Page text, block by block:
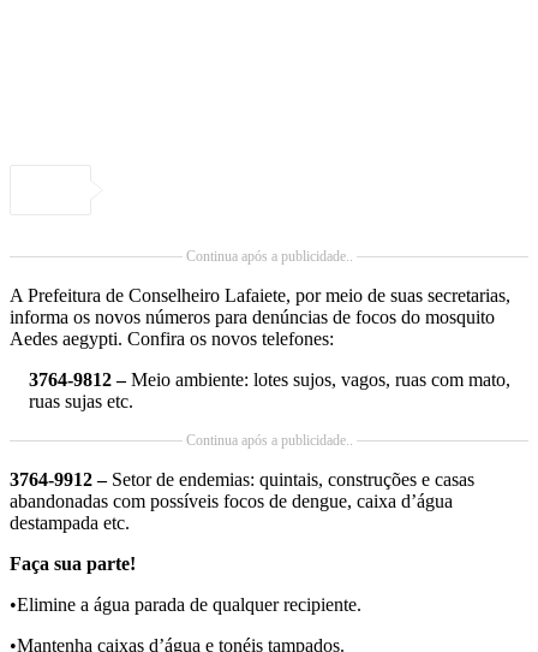
Continua após a publicidade..
A Prefeitura de Conselheiro Lafaiete, por meio de suas secretarias,
informa os novos números para denúncias de focos do mosquito
Aedes aegypti. Confira os novos telefones:
3764-9812 –Meio ambiente: lotes sujos, vagos, ruas com mato,
ruas sujas etc.
Continua após a publicidade..
3764-9912 –Setor de endemias: quintais, construções e casas
abandonadas com possíveis focos de dengue, caixa d’água
destampada etc.
Faça sua parte!
•Elimine a água parada de qualquer recipiente.
•Mantenha caixas d’água e tonéis tampados.